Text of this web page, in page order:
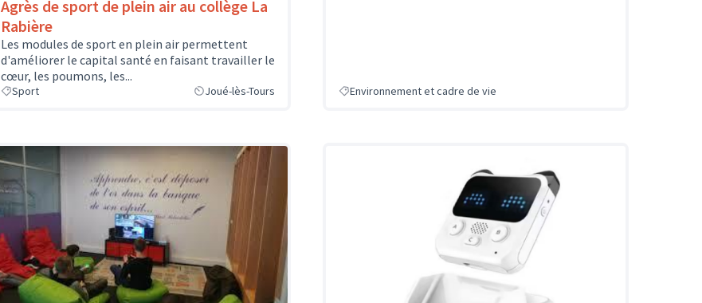
Agrès de sport de plein air au collège La
Rabière
Les modules de sport en plein air permettent
d'améliorer le capital santé en faisant travailler le
cœur, les poumons, les...
Sport Joué-lès-Tours Environnement et cadre de vie